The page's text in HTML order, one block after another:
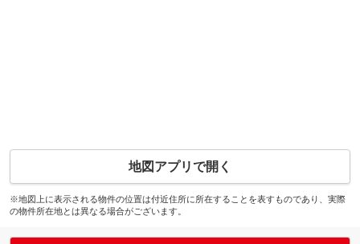
地図アプリで開く
※地図上に表示される物件の位置は付近住所に所在することを表すものであり、実際
の物件所在地とは異なる場合がございます。